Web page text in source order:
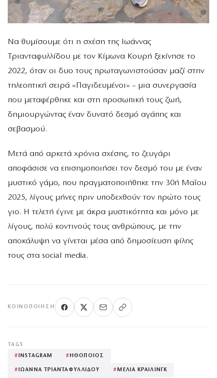
Να θυμίσουμε ότι η σχέση της Ιωάννας
Τριανταφυλλίδου με τον Κίμωνα Κουρή ξεκίνησε το
2022, όταν οι δυο τους πρωταγωνιστούσαν μαζί στην
τηλεοπτική σειρά «Παγιδευμένοι» – μια συνεργασία
που μεταφέρθηκε και στη προσωπική τους ζωή,
δημιουργώντας έναν δυνατό δεσμό αγάπης και
σεβασμού.
Μετά από αρκετά χρόνια σχέσης, το ζευγάρι
αποφάσισε να επισημοποιήσει τον δεσμό του με έναν
μυστικό γάμο, που πραγματοποιήθηκε την 30ή Μαΐου
2025, λίγους μήνες πριν υποδεχθούν τον πρώτο τους
γιο. Η τελετή έγινε με άκρα μυστικότητα και μόνο με
λίγους, πολύ κοντινούς τους ανθρώπους, με την
αποκάλυψη να γίνεται μέσα από δημοσίευση φίλης
τους στα social media.
ΚΟΙΝΟΠΟΊΗΣΗ
TAGS
# INSTAGRAM # ΗΘΟΠΟΙΟΣ
# ΙΩΑΝΝΑ ΤΡΙΑΝΤΑΦΥΛΛΙΔΟΥ # ΜΕΛΙΑ ΚΡΑΙΛΙΝΓΚ